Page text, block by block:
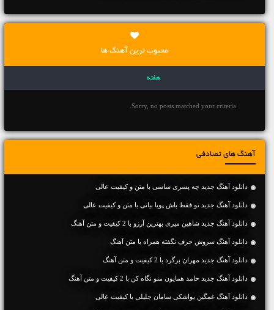
محبوب ترین آهنگ ها
هفته
Sorry, no posts matched your criteria.
آهنگ های تصادفی
دانلود آهنگ جديد چه پسری ساسی با متن و کیفیت عالی
دانلود آهنگ جديد تو فقط باش پویا بیاتی با متن و کیفیت عالی
دانلود آهنگ جديد شاهین میری بهترین آرزو با 2 کیفیت و متن آهنگ
دانلود آهنگ سروش حرف نگفته همراه با متن آهنگ
دانلود آهنگ جديد مهران برگرد با 2 کیفیت و متن آهنگ
دانلود آهنگ جديد حامد همایون منو نگاه کن با 2 کیفیت و متن آهنگ
دانلود آهنگ غمگین یواشکی سامان جلیلی با کیفیت عالی